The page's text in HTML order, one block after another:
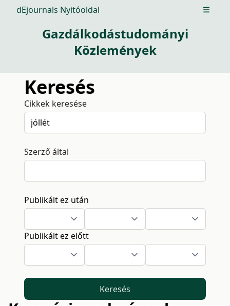
dEjournals Nyitóoldal Open
Gazdálkodástudományi
Közlemények
Keresés
Cikkek keresése
Szerző által
Publikált ez után
Publikált ez előtt
Keresés